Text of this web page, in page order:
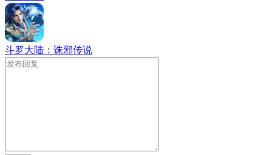
斗罗大陆：诛邪传说